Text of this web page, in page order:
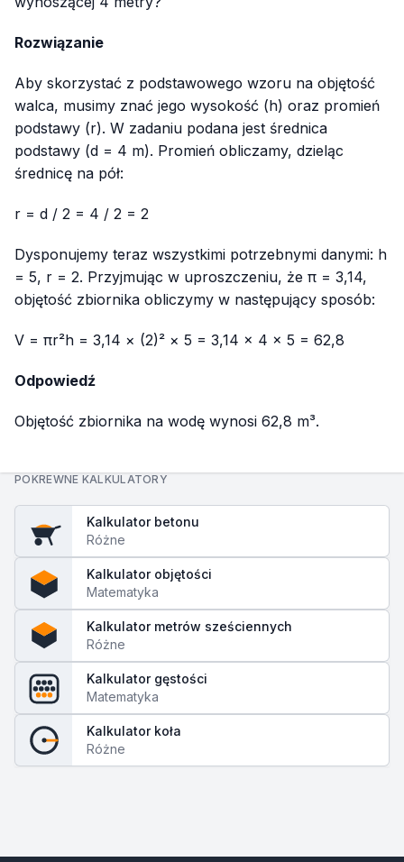
Rozwiązanie
Aby skorzystać z podstawowego wzoru na objętość
walca, musimy znać jego wysokość (h) oraz promień
podstawy (r). W zadaniu podana jest średnica
podstawy (d = 4 m). Promień obliczamy, dzieląc
średnicę na pół:
r = d / 2 = 4 / 2 = 2
Dysponujemy teraz wszystkimi potrzebnymi danymi: h
= 5, r = 2. Przyjmując w uproszczeniu, że π = 3,14,
objętość zbiornika obliczymy w następujący sposób:
V = πr²h = 3,14 × (2)² × 5 = 3,14 × 4 × 5 = 62,8
Odpowiedź
Objętość zbiornika na wodę wynosi 62,8 m³.
POKREWNE KALKULATORY
Kalkulator betonu
Różne
Kalkulator objętości
Matematyka
Kalkulator metrów sześciennych
Różne
Kalkulator gęstości
Matematyka
Kalkulator koła
Różne